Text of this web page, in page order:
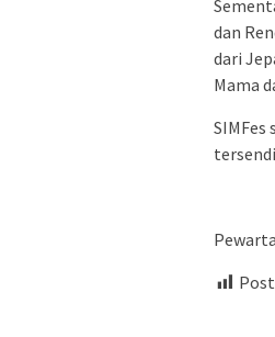
dan
dari
Mama